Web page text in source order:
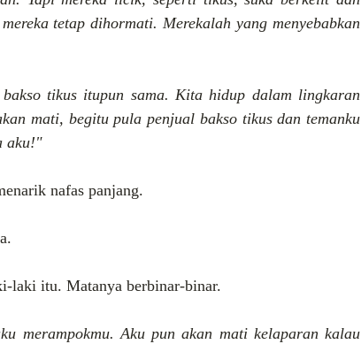
tetap dihormati. Merekalah yang menyebabkan
tikus itupun sama. Kita hidup dalam lingkaran
mati, begitu pula penjual bakso tikus dan temanku
aku!"
nafas panjang.
laki itu. Matanya berbinar-binar.
merampokmu. Aku pun akan mati kelaparan kalau